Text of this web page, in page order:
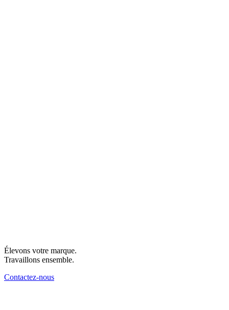
Élevons votre marque.
Travaillons ensemble.
Contactez-nous